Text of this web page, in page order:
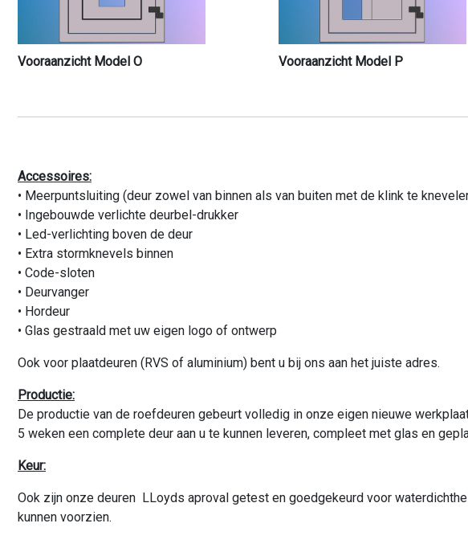
Vooraanzicht Model O Vooraanzicht Model P
Accessoires:
• Meerpuntsluiting (deur zowel van binnen als van buiten met de klink te
• Ingebouwde verlichte deurbel-drukker
• Led-verlichting boven de deur
• Extra stormknevels binnen
• Code-sloten
• Deurvanger
• Hordeur
• Glas gestraald met uw eigen logo of ontwerp
Ook voor plaatdeuren (RVS of aluminium) bent u bij ons aan het juiste adres.
Productie:
De productie van de roefdeuren gebeurt volledig in onze eigen nieuwe
5 weken een complete deur aan u te kunnen leveren, compleet met glas en
Keur:
Ook zijn onze deuren LLoyds aproval getest en goedgekeurd voor
kunnen voorzien.